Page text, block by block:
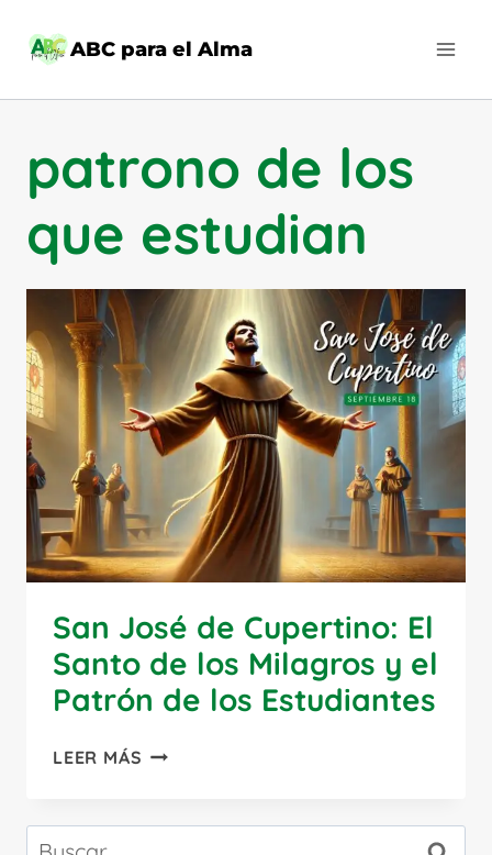
ABC para el Alma
patrono de los
que estudian
San José de Cupertino: El
Santo de los Milagros y el
Patrón de los Estudiantes
LEER MÁS SAN
CUPERTINO:
Buscar: